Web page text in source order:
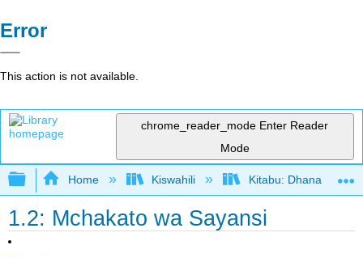
Error
This action is not available.
chrome_reader_mode Enter Reader
Mode
Expand/collapse global hierarchy
Home Kiswahili Kitabu: Dhana katika
1.2: Mchakato wa Sayansi